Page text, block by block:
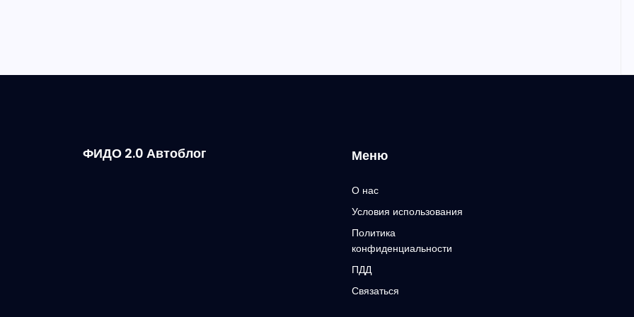
ФИДО 2.0 Автоблог Меню
О нас
Условия использования
Политика
конфиденциальности
ПДД
Связаться